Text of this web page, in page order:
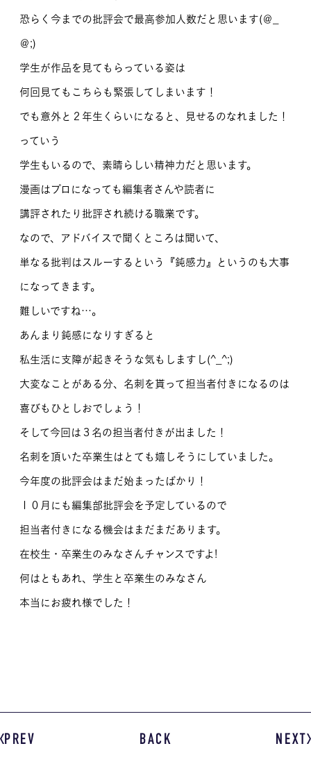
恐らく今までの批評会で最高参加人数だと思います(＠_
＠;)
学生が作品を見てもらっている姿は
何回見てもこちらも緊張してしまいます！
でも意外と２年生くらいになると、見せるのなれました！
っていう
学生もいるので、素晴らしい精神力だと思います。
漫画はプロになっても編集者さんや読者に
講評されたり批評され続ける職業です。
なので、アドバイスで聞くところは聞いて、
単なる批判はスルーするという『鈍感力』というのも大事
になってきます。
難しいですね…。
あんまり鈍感になりすぎると
私生活に支障が起きそうな気もしますし(^_^;)
大変なことがある分、名刺を貰って担当者付きになるのは
喜びもひとしおでしょう！
そして今回は３名の担当者付きが出ました！
名刺を頂いた卒業生はとても嬉しそうにしていました。
今年度の批評会はまだ始まったばかり！
１０月にも編集部批評会を予定しているので
担当者付きになる機会はまだまだあります。
在校生・卒業生のみなさんチャンスですよ!
何はともあれ、学生と卒業生のみなさん
本当にお疲れ様でした！
PREV BACK NEXT